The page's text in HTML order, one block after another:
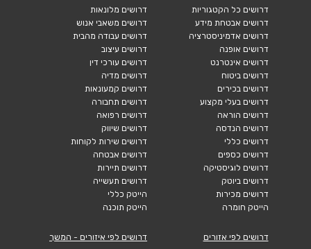
דרושים כל הקטגוריות
דרושים אבטחת מידע
דרושים אדמיניסטרציה
דרושים אופנה
דרושים אינטרנט
דרושים ביטוח
דרושים בכירים
דרושים בעלי מקצוע
דרושים הוראה
דרושים הנדסה
דרושים כללי
דרושים כספים
דרושים לוגיסטיקה
דרושים ביוטק
דרושים מכירות
הייטק חומרה
דרושים מלונאות
דרושים משאבי אנוש
דרושים עבודה מהבית
דרושים עיצוב
דרושים עורכי דין
דרושים מדיה
דרושים קמעונאות
דרושים תחבורה
דרושים רפואה
דרושים שיווק
דרושים שירות לקוחות
דרושים אבטחה
דרושים תיירות
דרושים תעשייה
הייטק כללי
הייטק תוכנה
דרושים לפי אזורים
דרושים לפי איזורים - המשך